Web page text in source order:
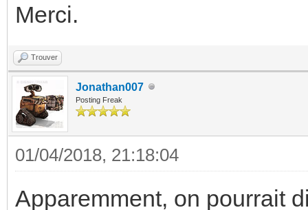
Merci.
Trouver
Jonathan007
Posting Freak
01/04/2018, 21:18:04
Apparemment, on pourrait